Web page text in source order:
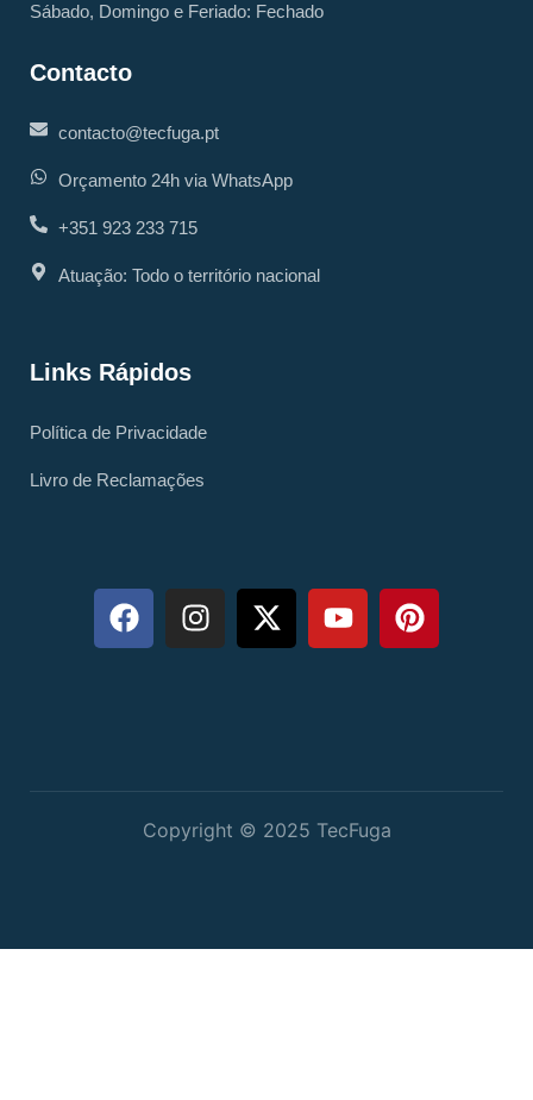
Sábado, Domingo e Feriado: Fechado
Contacto
contacto@tecfuga.pt
Orçamento 24h via WhatsApp
+351 923 233 715
Atuação: Todo o território nacional
Links Rápidos
Política de Privacidade
Livro de Reclamações
Copyright © 2025 TecFuga